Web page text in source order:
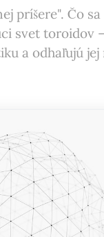
príšere". Čo
svet toroidov
a odhaľujú